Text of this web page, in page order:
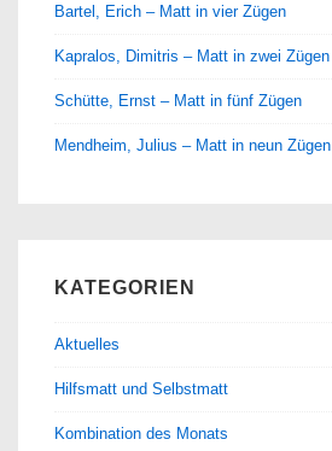
Bartel, Erich – Matt in vier Zügen
Kapralos, Dimitris – Matt in zwei Zügen
Schütte, Ernst – Matt in fünf Zügen
Mendheim, Julius – Matt in neun Zügen
KATEGORIEN
Aktuelles
Hilfsmatt und Selbstmatt
Kombination des Monats